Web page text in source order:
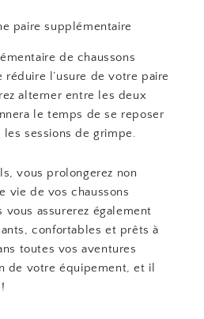
paire supplémentaire
de chaussons
réduire l’usure de votre paire
alterner entre les deux
le temps de se reposer
sessions de grimpe.
vous prolongerez non
vie de vos chaussons
vous assurerez également
confortables et prêts à
toutes vos aventures
de votre équipement, et il